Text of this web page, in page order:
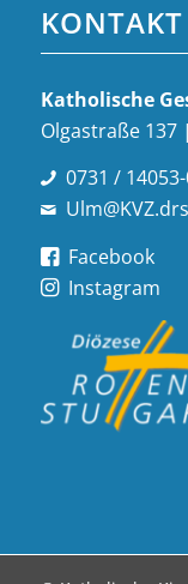
KONTAKT
Katholische
Olgastraße 137
0731 /
Facebook
Instagram